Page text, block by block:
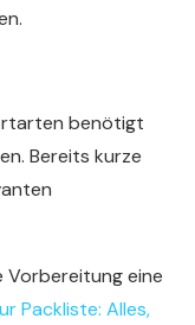
benötigt
Bereits kurze
Vorbereitung eine
Packliste: Alles,